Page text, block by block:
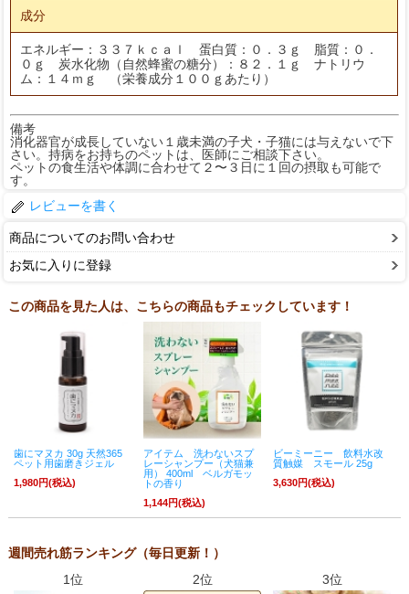
成分
エネルギー：３３７ｋｃａｌ 蛋白質：０．３ｇ 脂質：０．
０ｇ 炭水化物（自然蜂蜜の糖分）：８２．１ｇ ナトリウ
ム：１４ｍｇ （栄養成分１００ｇあたり）
備考
消化器官が成長していない１歳未満の子犬・子猫には与えないで下
さい。持病をお持ちのペットは、医師にご相談下さい。
ペットの食生活や体調に合わせて２〜３日に１回の摂取も可能で
す。
レビューを書く
商品についてのお問い合わせ
お気に入りに登録
この商品を見た人は、こちらの商品もチェックしています！
歯にマヌカ 30g 天然365
ペット用歯磨きジェル
1,980円(税込)
アイテム 洗わないスプ
レーシャンプー（犬猫兼
用） 400ml ベルガモッ
トの香り
1,144円(税込)
ビーミーニー 飲料水改
質触媒 スモール 25g
3,630円(税込)
週間売れ筋ランキング（毎日更新！）
1位
2位 3位